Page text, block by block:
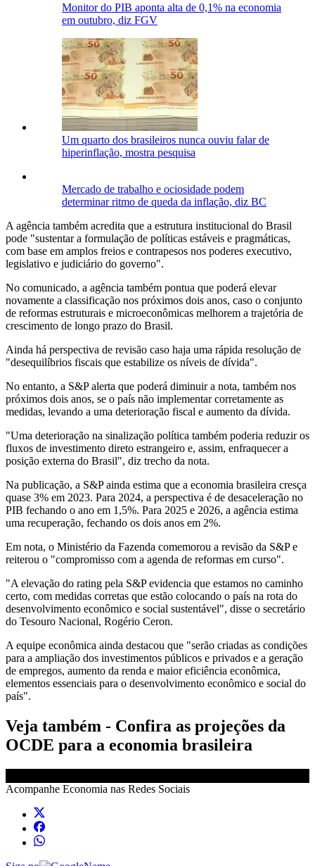
Monitor do PIB aponta alta de 0,1% na economia
em outubro, diz FGV
Um quarto dos brasileiros nunca ouviu falar de
hiperinflação, mostra pesquisa
Mercado de trabalho e ociosidade podem
determinar ritmo de queda da inflação, diz BC
A agência também acredita que a estrutura institucional do Brasil
pode "sustentar a formulação de políticas estáveis ​​e pragmáticas,
com base em amplos freios e contrapesos nos poderes executivo,
legislativo e judiciário do governo".
No comunicado, a agência também pontua que poderá elevar
novamente a classificação nos próximos dois anos, caso o conjunto
de reformas estruturais e microeconômicas melhorem a trajetória de
crescimento de longo prazo do Brasil.
Ainda há perspectiva de revisão caso haja uma rápida resolução de
"desequilíbrios fiscais que estabilize os níveis de dívida".
No entanto, a S&P alerta que poderá diminuir a nota, também nos
próximos dois anos, se o país não implementar corretamente as
medidas, levando a uma deterioração fiscal e aumento da dívida.
"Uma deterioração na sinalização política também poderia reduzir os
fluxos de investimento direto estrangeiro e, assim, enfraquecer a
posição externa do Brasil", diz trecho da nota.
Na publicação, a S&P ainda estima que a economia brasileira cresça
quase 3% em 2023. Para 2024, a perspectiva é de desaceleração no
PIB fechando o ano em 1,5%. Para 2025 e 2026, a agência estima
uma recuperação, fechando os dois anos em 2%.
Em nota, o Ministério da Fazenda comemorou a revisão da S&P e
reiterou o "compromisso com a agenda de reformas em curso".
"A elevação do rating pela S&P evidencia que estamos no caminho
certo, com medidas corretas que estão colocando o país na rota do
desenvolvimento econômico e social sustentável", disse o secretário
do Tesouro Nacional, Rogério Ceron.
A equipe econômica ainda destacou que "serão criadas as condições
para a ampliação dos investimentos públicos e privados e a geração
de empregos, aumento da renda e maior eficiência econômica,
elementos essenciais para o desenvolvimento econômico e social do
país".
Veja também - Confira as projeções da
OCDE para a economia brasileira
Acompanhe Economia nas Redes Sociais